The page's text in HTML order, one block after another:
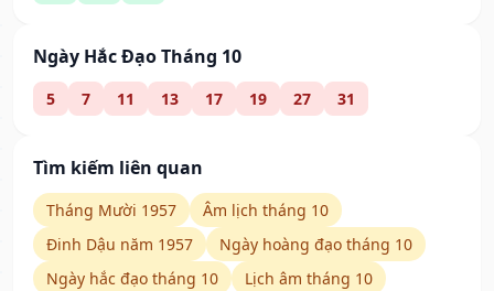
Ngày Hắc Đạo Tháng 10
5 7 11 13 17 19 27 31
Tìm kiếm liên quan
Tháng Mười 1957
Âm lịch tháng 10
Đinh Dậu năm 1957
Ngày hoàng đạo tháng 10
Ngày hắc đạo tháng 10
Lịch âm tháng 10